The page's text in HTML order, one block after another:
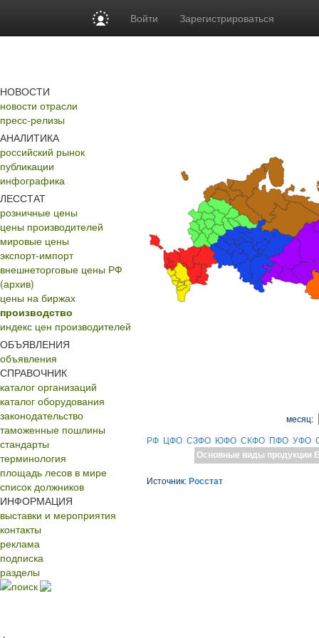
Войти Зарегистрироваться
НОВОСТИ
новости отрасли
пресс-релизы
АНАЛИТИКА
российский рынок
публикации
инфографика
ЛЕССТАТ
розничные цены
цены производителей
мировые цены
экспорт-импорт
внешнеторговые цены РФ
(архив)
цены на биржах
производство
индекс цен производителей
ОБЪЯВЛЕНИЯ
объявления
СПРАВОЧНИК
каталог организаций
каталог оборудования
законодательство
таможенные пошлины
стандарты
терминология
площадь лесов в мире
список должников
ИНФОРМАЦИЯ
выставки и мероприятия
контакты
реклама
подписка
разделы
поиск
месяц:
РФ ЦФО СЗФО ЮФО СКФО ПФО УФО
Основные виды продукции
Источник: Росстат